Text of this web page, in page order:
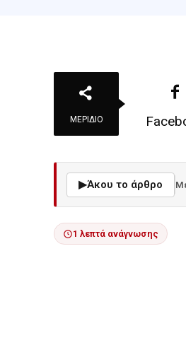
ΜΕΡΊΔΙΟ
▶Άκου το άρθρο
1 λεπτά ανάγνωσης